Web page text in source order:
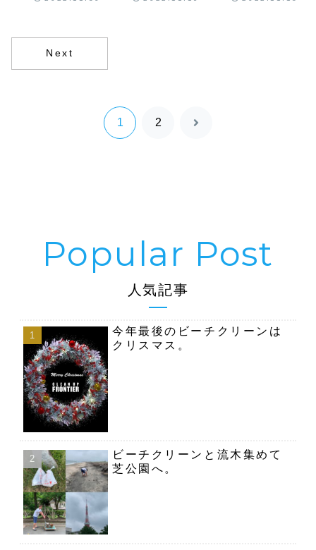
Next
1 2
次
人気記事
今年最後のビーチクリーンは
クリスマス。
ビーチクリーンと流木集めて
芝公園へ。